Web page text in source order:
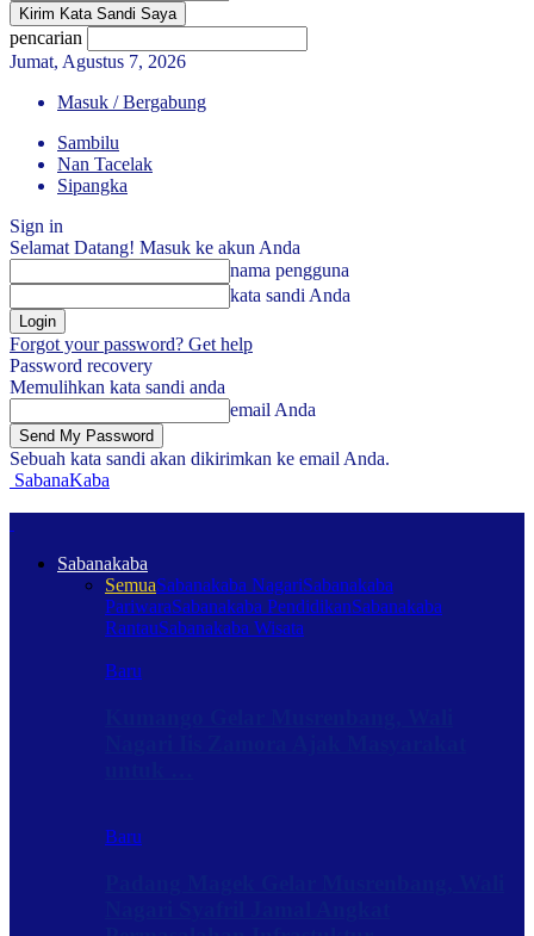
pencarian
Jumat, Agustus 7, 2026
Masuk / Bergabung
Sambilu
Nan Tacelak
Sipangka
Sign in
Selamat Datang! Masuk ke akun Anda
nama pengguna
kata sandi Anda
Forgot your password? Get help
Password recovery
Memulihkan kata sandi anda
email Anda
Sebuah kata sandi akan dikirimkan ke email Anda.
SabanaKaba
Sabanakaba
SemuaSabanakaba NagariSabanakaba
PariwaraSabanakaba PendidikanSabanakaba
RantauSabanakaba Wisata
Baru
Baru